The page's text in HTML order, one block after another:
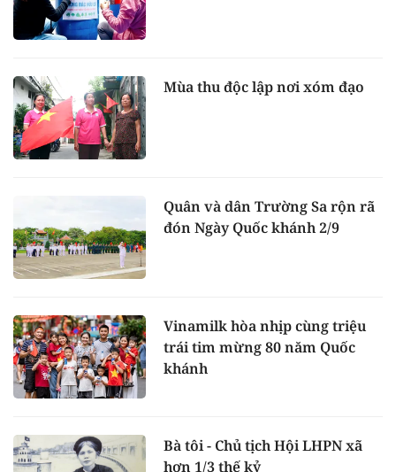
Mùa thu độc lập nơi xóm đạo
Quân và dân Trường Sa rộn rã
đón Ngày Quốc khánh 2/9
Vinamilk hòa nhịp cùng triệu
trái tim mừng 80 năm Quốc
khánh
Bà tôi - Chủ tịch Hội LHPN xã
hơn 1/3 thế kỷ